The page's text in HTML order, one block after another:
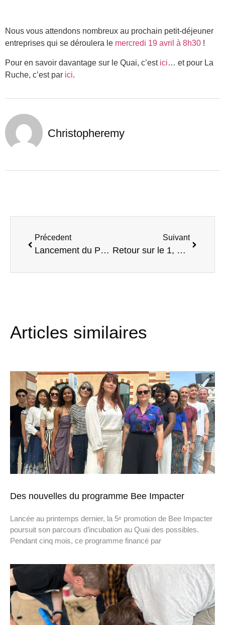
Nous vous attendons nombreux au prochain petit-déjeuner
entreprises qui se déroulera le mercredi 19 avril à 8h30 !
Pour en savoir davantage sur le Quai, c’est ici… et pour La
Ruche, c’est par ici.
Christopheremy
Précedent
Lancement du Parcours Entrepreneur.e.s à impact à La Ruche !
Suivant
Retour sur le 1, 2, 3 Planète ! du 18 février
Articles similaires
Des nouvelles du programme Bee Impacter
Lancée au printemps dernier, la 5ᵉ promotion de Bee Impacter
poursuit son parcours d’incubation au Quai des possibles.
Pendant cinq mois, ce programme financé par